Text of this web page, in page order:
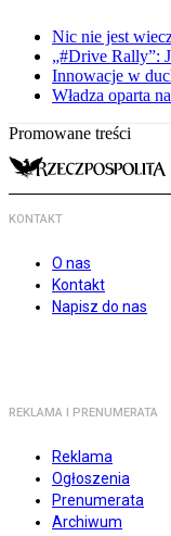
Nic nie jest
„#Drive Rally”:
Innowacje w
Władza oparta
Promowane treści
KONTAKT
O nas
Kontakt
Napisz do nas
REKLAMA I PRENUMERATA
Reklama
Ogłoszenia
Prenumerata
Archiwum